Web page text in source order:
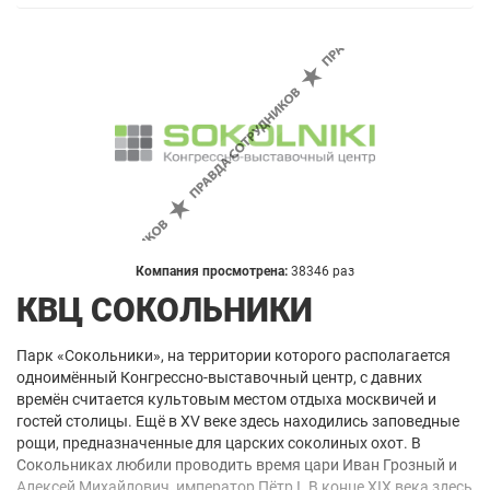
Компания просмотрена: 38346 раз
КВЦ СОКОЛЬНИКИ
Парк «Сокольники», на территории которого располагается
одноимённый Конгрессно-выставочный центр, с давних
времён считается культовым местом отдыха москвичей и
гостей столицы. Ещё в XV веке здесь находились заповедные
рощи, предназначенные для царских соколиных охот. В
Сокольниках любили проводить время цари Иван Грозный и